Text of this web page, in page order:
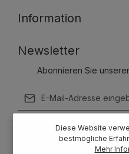
Newsletter
Abonnieren Sie
genommen und dieAGB
einverstanden.
Information
Diese Website
bestmögliche
Mehr